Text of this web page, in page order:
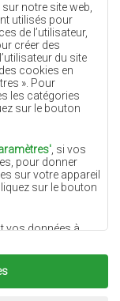
notre site web,
utilisés pour
de l’utilisateur,
créer des
du site
cookies en
». Pour
les catégories
sur le bouton
, si vos
pour donner
sur votre appareil
sur le bouton
vos données à
de haute
du
ses Partenaires de